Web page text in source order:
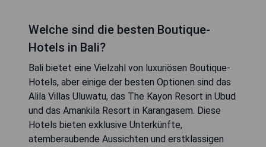
Welche sind die besten Boutique-
Hotels in Bali?
Bali bietet eine Vielzahl von luxuriösen Boutique-
Hotels, aber einige der besten Optionen sind das
Alila Villas Uluwatu, das The Kayon Resort in Ubud
und das Amankila Resort in Karangasem. Diese
Hotels bieten exklusive Unterkünfte,
atemberaubende Aussichten und erstklassigen